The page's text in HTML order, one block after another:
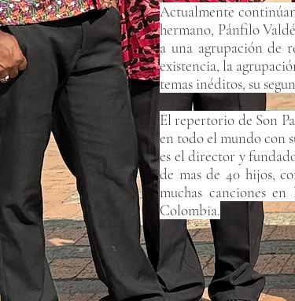
Actualmente
hermano, Pánfilo
a una agrupación de
existencia, la
temas inéditos, su
El repertorio de Son
en todo el mundo con
es el director y
de mas de 40 hijos,
muchas canciones
Colombia.